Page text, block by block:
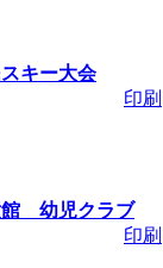
て講
！コ
キー大会
印刷
館 幼児クラブ
印刷